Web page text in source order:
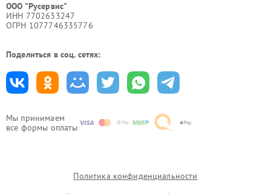
Мы принимаем
все формы оплаты
ООО "Русервис"
ИНН 7702633247
ОГРН 1077746335776
Поделиться в соц. сетях:
Политика конфиденциальности